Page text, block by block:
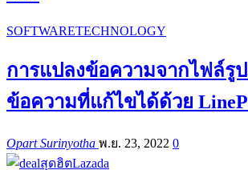
SOFTWARETECHNOLOGY
การแปลงข้อความจากไฟล์รู
ข้อความที่แก้ไขได้ด้วย
Opart Surinyotha พ.ย. 23, 2022 0